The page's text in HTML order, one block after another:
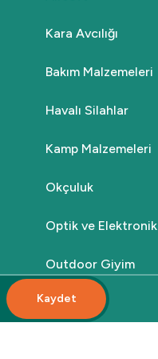
₺5.000,00
Sepete Ekle
₺299,00
Kara Avcılığı
Bakım Malzemeleri
Havalı Silahlar
Kamp Malzemeleri
Okçuluk
Optik ve Elektronik
Outdoor Giyim
Kaydet